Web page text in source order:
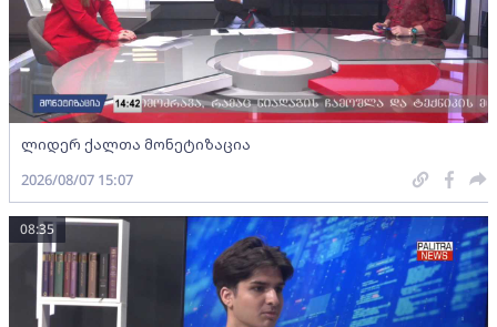
ლიდერ ქალთა მონეტიზაცია
2026/08/07 15:07
08:35